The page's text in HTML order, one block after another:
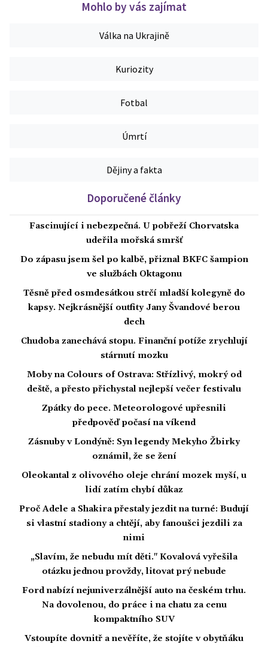
Mohlo by vás zajímat
Válka na Ukrajině
Kuriozity
Fotbal
Úmrtí
Dějiny a fakta
Doporučené články
Fascinující i nebezpečná. U pobřeží Chorvatska
udeřila mořská smršť
Do zápasu jsem šel po kalbě, přiznal BKFC šampion
ve službách Oktagonu
Těsně před osmdesátkou strčí mladší kolegyně do
kapsy. Nejkrásnější outfity Jany Švandové berou
dech
Chudoba zanechává stopu. Finanční potíže zrychlují
stárnutí mozku
Moby na Colours of Ostrava: Střízlivý, mokrý od
deště, a přesto přichystal nejlepší večer festivalu
Zpátky do pece. Meteorologové upřesnili
předpověď počasí na víkend
Zásnuby v Londýně: Syn legendy Mekyho Žbirky
oznámil, že se žení
Oleokantal z olivového oleje chrání mozek myší, u
lidí zatím chybí důkaz
Proč Adele a Shakira přestaly jezdit na turné: Budují
si vlastní stadiony a chtějí, aby fanoušci jezdili za
nimi
„Slavím, že nebudu mít děti." Kovalová vyřešila
otázku jednou provždy, litovat prý nebude
Ford nabízí nejuniverzálnější auto na českém trhu.
Na dovolenou, do práce i na chatu za cenu
kompaktního SUV
Vstoupíte dovnitř a nevěříte, že stojíte v obytňáku